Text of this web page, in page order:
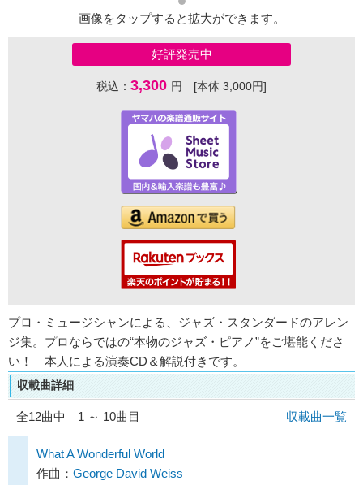
画像をタップすると拡大ができます。
好評発売中
税込： 3,300 円 [本体 3,000円]
プロ・ミュージシャンによる、ジャズ・スタンダードのアレン
ジ集。プロならではの“本物のジャズ・ピアノ”をご堪能くださ
い！ 本人による演奏CD＆解説付きです。
収載曲詳細
全12曲中 1 ～ 10曲目 収載曲一覧
What A Wonderful World
作曲： George David Weiss